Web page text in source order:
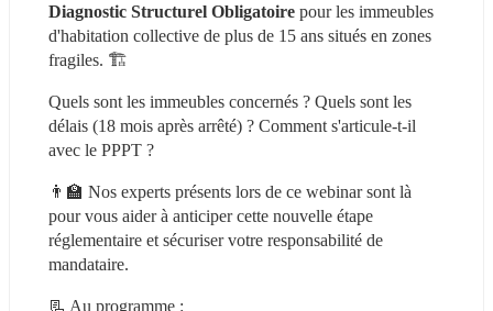
Diagnostic Structurel Obligatoire pour les immeubles
d'habitation collective de plus de 15 ans situés en zones
fragiles. 🏗
Quels sont les immeubles concernés ? Quels sont les
délais (18 mois après arrêté) ? Comment s'articule-t-il
avec le PPPT ?
👨‍🏫 Nos experts présents lors de ce webinar sont là
pour vous aider à anticiper cette nouvelle étape
réglementaire et sécuriser votre responsabilité de
mandataire.
📃 Au programme :